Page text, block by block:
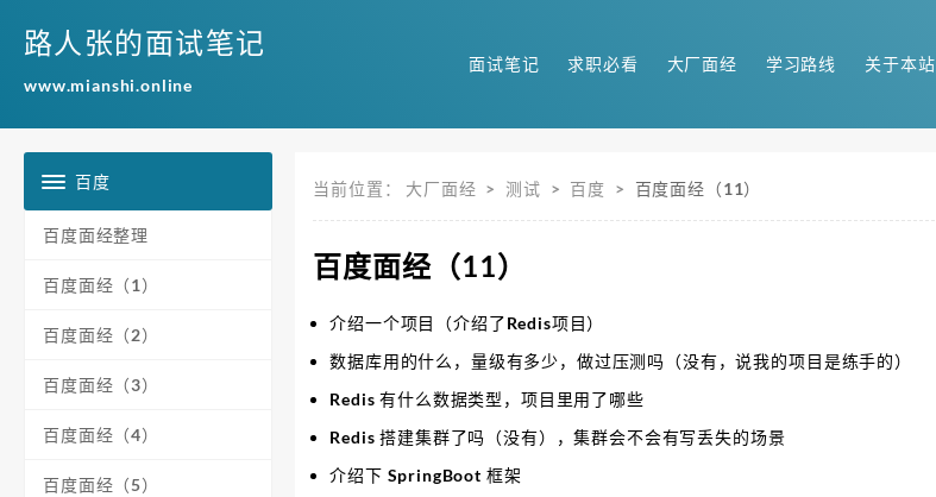
路人张的面试笔记
www.mianshi.online
面试笔记 求职必看 大厂面经 学习路线 关于本站
当前位置： 大厂面经 > 测试 > 百度 > 百度面经（11）
百度面经（11）
介绍一个项目（介绍了Redis项目）
数据库用的什么，量级有多少，做过压测吗（没有，说我的项目是练手的）
Redis 有什么数据类型，项目里用了哪些
Redis 搭建集群了吗（没有），集群会不会有写丢失的场景
介绍下 SpringBoot 框架
百度
百度面经整理
百度面经（1）
百度面经（2）
百度面经（3）
百度面经（4）
百度面经（5）